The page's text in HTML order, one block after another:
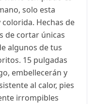
solo esta
Hechas de
de cortar únicas
algunos de tus
15 pulgadas
embellecerán y
al calor, pies
irrompibles